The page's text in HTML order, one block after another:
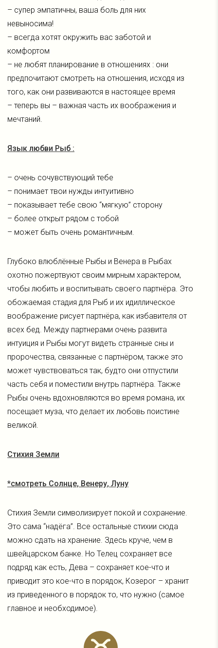
– супер эмпатичны, ваша боль для них
невыносима!
– всегда хотят окружить вас заботой и
комфортом
– не любят планирование в отношениях : они
предпочитают смотреть на отношения, исходя из
того, как они развиваются в настоящее время
– теперь вы – важная часть их воображения и
мечтаний.
Язык любви Рыб :
– очень сочувствующий тебе
– понимает твои нужды интуитивно
– показывает тебе свою “мягкую” сторону
– более открыт рядом с тобой
– может быть очень романтичным.
Глубоко влюблённые Рыбы и Венера в Рыбах
охотно пожертвуют своим мирным характером,
чтобы любить и воспитывать своего партнёра. Это
обожаемая стадия для Рыб и их идиллическое
воображение рисует партнёра, как избавителя от
всех бед. Между партнерами очень развита
интуиция и Рыбы могут видеть странные сны и
пророчества, связанные с партнёром, также это
может чувствоваться так, будто они отпустили
часть себя и поместили внутрь партнёра. Также
Рыбы очень вдохновляются во время романа, их
посещает муза, что делает их любовь поистине
великой.
Стихия Земли
*смотреть Солнце, Венеру, Луну
Стихия Земли символизирует покой и сохранение.
Это сама “надёга”. Все остальные стихии сюда
можно сдать на хранение. Здесь круче, чем в
швейцарском банке. Но Телец сохраняет все
подряд как есть, Дева – сохраняет кое-что и
приводит это кое-что в порядок, Козерог – хранит
из приведенного в порядок то, что нужно (самое
главное и необходимое).